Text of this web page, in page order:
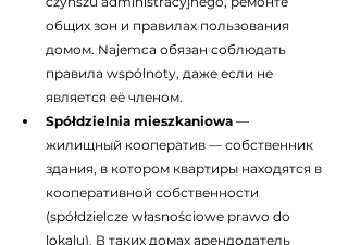
общих зон и правилах пользования
домом. Najemca обязан соблюдать
правила wspólnoty, даже если не
является её членом.
Spółdzielnia mieszkaniowa —
жилищный кооператив — собственник
здания, в котором квартиры находятся в
кооперативной собственности
(spółdzielcze własnościowe prawo do
lokalu). В таких домах арендодатель